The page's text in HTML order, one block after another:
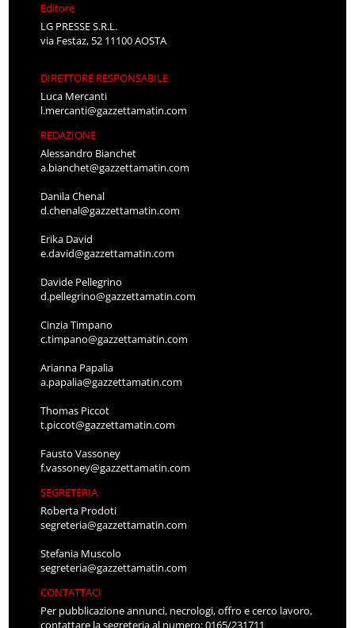
Editore
LG PRESSE S.R.L.
via Festaz, 52 11100 AOSTA
DIRETTORE RESPONSABILE
Luca Mercanti
l.mercanti@gazzettamatin.com
REDAZIONE
Alessandro Bianchet
a.bianchet@gazzettamatin.com
Danila Chenal
d.chenal@gazzettamatin.com
Erika David
e.david@gazzettamatin.com
Davide Pellegrino
d.pellegrino@gazzettamatin.com
Cinzia Timpano
c.timpano@gazzettamatin.com
Arianna Papalia
a.papalia@gazzettamatin.com
Thomas Piccot
t.piccot@gazzettamatin.com
Fausto Vassoney
f.vassoney@gazzettamatin.com
SEGRETERIA
Roberta Prodoti
segreteria@gazzettamatin.com
Stefania Muscolo
segreteria@gazzettamatin.com
CONTATTACI
Per pubblicazione annunci, necrologi, offro e cerco lavoro,